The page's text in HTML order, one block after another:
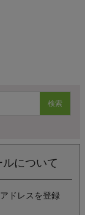
検索
について
ドレスを登録